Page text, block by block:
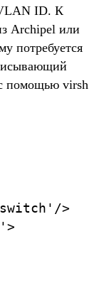
ID. К
Archipel или
потребуется
помощью virsh
>